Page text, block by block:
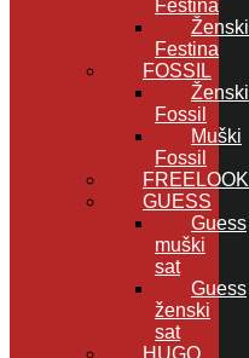
Festina
Ženski
Festina
FOSSIL
Ženski
Fossil
Muški
Fossil
FREELOOK
GUESS
Guess
muški
sat
Guess
ženski
sat
HUGO